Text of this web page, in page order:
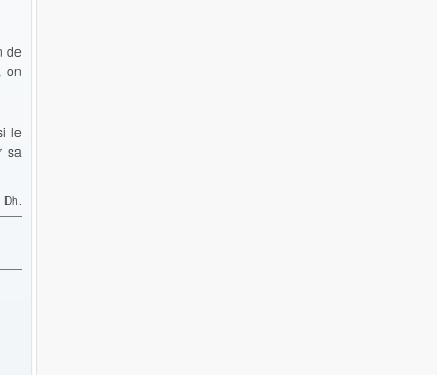
de
on
le
sa
Dh.